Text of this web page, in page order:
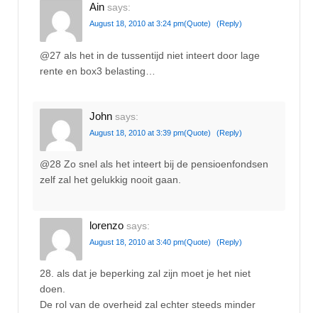
Ain says:
August 18, 2010 at 3:24 pm(Quote) (Reply)
@27 als het in de tussentijd niet inteert door lage
rente en box3 belasting…
John says:
August 18, 2010 at 3:39 pm(Quote) (Reply)
@28 Zo snel als het inteert bij de pensioenfondsen
zelf zal het gelukkig nooit gaan.
lorenzo says:
August 18, 2010 at 3:40 pm(Quote) (Reply)
28. als dat je beperking zal zijn moet je het niet
doen.
De rol van de overheid zal echter steeds minder